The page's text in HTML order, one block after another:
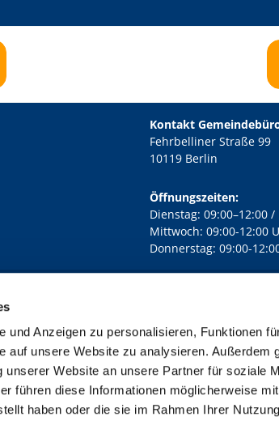
und Anzeigen zu personalisieren, Funktionen
auf unsere Website zu analysieren. Außerdem
unserer Website an unsere Partner für soziale
führen diese Informationen möglicherweise
haben oder die sie im Rahmen Ihrer
Kontakt
Fehrbelliner Straße 99
10119 Berlin
Öffnungszeiten:
Dienstag: 09:00–12:00
Mittwoch: 09:00-12:00
Donnerstag: 09:00-
Berlin-Mitte · Yorckstr. 88C, 10965 Berlin
Kontaktinformationen Impressum